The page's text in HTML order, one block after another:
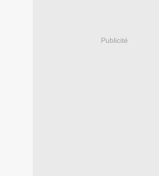
Publicité